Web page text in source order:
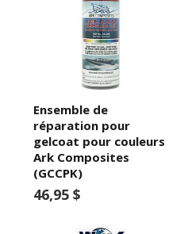
Ensemble de
réparation pour
gelcoat pour couleurs
Ark Composites
(GCCPK)
46,95 $